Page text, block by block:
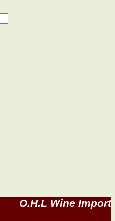
O.H.L Wine Import